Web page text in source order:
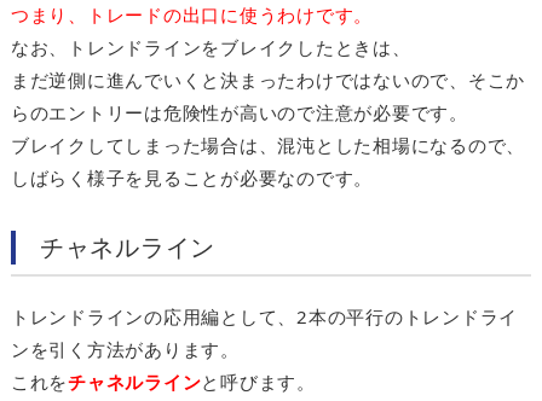
つまり、トレードの出口に使うわけです。
なお、トレンドラインをブレイクしたときは、
まだ逆側に進んでいくと決まったわけではないので、そこか
らのエントリーは危険性が高いので注意が必要です。
ブレイクしてしまった場合は、混沌とした相場になるので、
しばらく様子を見ることが必要なのです。
チャネルライン
トレンドラインの応用編として、2本の平行のトレンドライ
ンを引く方法があります。
これをチャネルラインと呼びます。